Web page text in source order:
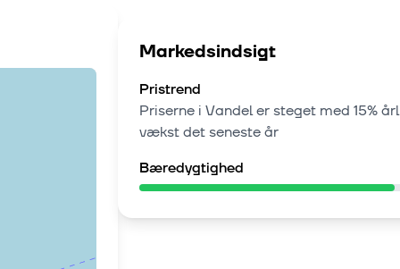
Markedsindsigt
Pristrend
Priserne i Vandeler steget med 15%
vækstdet seneste år
Bæredygtighed